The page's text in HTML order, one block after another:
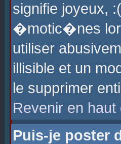
signifie joyeux,
�motic�nes
utiliser
illisible et un
le supprimer
Revenir en haut
Puis-je poster